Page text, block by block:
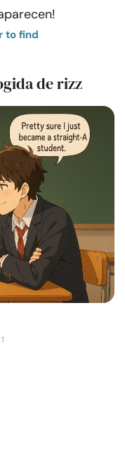
to find
de rizz